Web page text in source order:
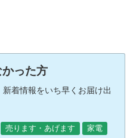
った方
着情報をいち早くお届け出
売ります・あげます 家電